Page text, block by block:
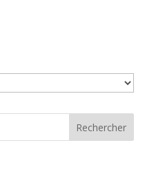
Rechercher